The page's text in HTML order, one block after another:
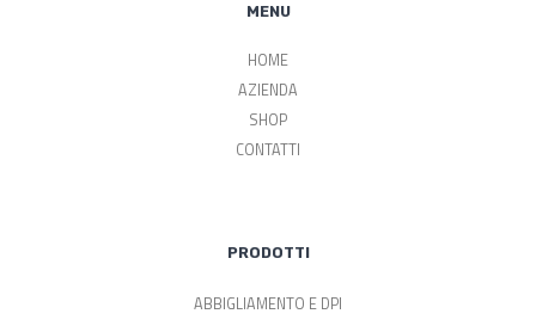
MENU
HOME
AZIENDA
SHOP
CONTATTI
PRODOTTI
ABBIGLIAMENTO E DPI